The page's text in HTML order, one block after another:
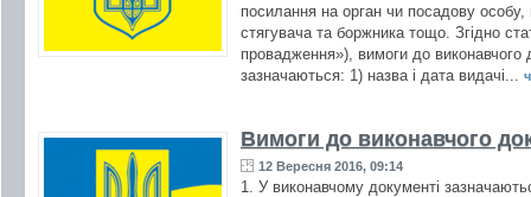
посилання на орган чи посадову
стягувача та боржника тощо. Згідно
провадження»), вимоги до
зазначаються: 1) назва і дата видачі...
Вимоги до виконавчого
12 Вересня 2016, 09:14
1. У виконавчому документі